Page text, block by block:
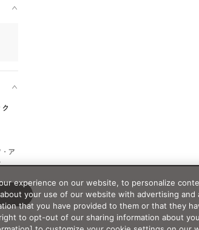
ア
クシ
experience on our website, to personalize
your use of our website with advertising and
that you have provided to them or that they
to opt-out of our sharing information about